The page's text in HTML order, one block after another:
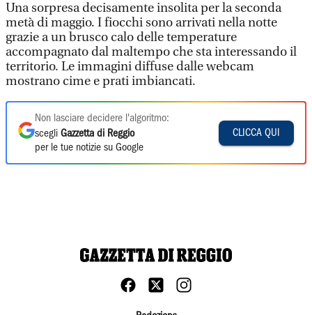
Una sorpresa decisamente insolita per la seconda
metà di maggio. I fiocchi sono arrivati nella notte
grazie a un brusco calo delle temperature
accompagnato dal maltempo che sta interessando il
territorio. Le immagini diffuse dalle webcam
mostrano cime e prati imbiancati.
Non lasciare decidere l'algoritmo:
scegli Gazzetta di Reggio
per le tue notizie su Google
CLICCA QUI